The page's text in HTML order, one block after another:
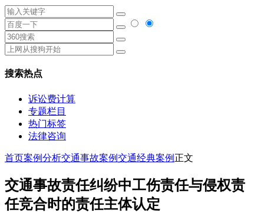
搜索热点
诉讼费计算
专题栏目
热门标签
法律咨询
首页案例分析交通事故案例交通经典案例 正文
交通事故责任纠纷中工伤责任与侵权责
任竞合时的责任主体认定